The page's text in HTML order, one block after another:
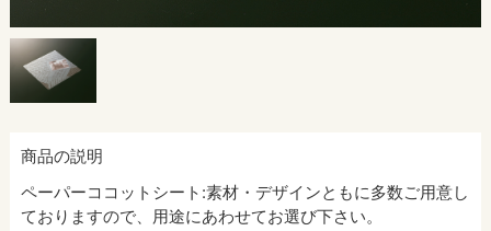
商品の説明
ペーパーココットシート:素材・デザインともに多数ご用意し
ておりますので、用途にあわせてお選び下さい。